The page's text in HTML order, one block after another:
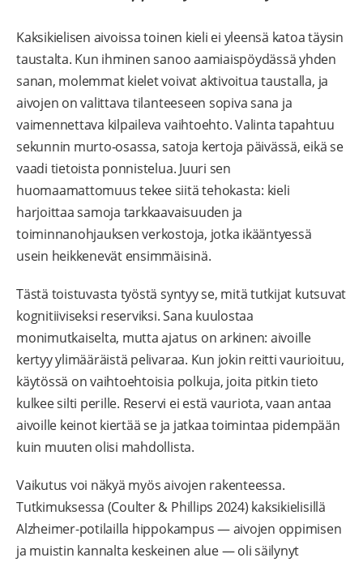
Kaksikielisen aivoissa toinen kieli ei yleensä katoa täysin
taustalta. Kun ihminen sanoo aamiaispöydässä yhden
sanan, molemmat kielet voivat aktivoitua taustalla, ja
aivojen on valittava tilanteeseen sopiva sana ja
vaimennettava kilpaileva vaihtoehto. Valinta tapahtuu
sekunnin murto-osassa, satoja kertoja päivässä, eikä se
vaadi tietoista ponnistelua. Juuri sen
huomaamattomuus tekee siitä tehokasta: kieli
harjoittaa samoja tarkkaavaisuuden ja
toiminnanohjauksen verkostoja, jotka ikääntyessä
usein heikkenevät ensimmäisinä.
Tästä toistuvasta työstä syntyy se, mitä tutkijat kutsuvat
kognitiiviseksi reserviksi. Sana kuulostaa
monimutkaiselta, mutta ajatus on arkinen: aivoille
kertyy ylimääräistä pelivaraa. Kun jokin reitti vaurioituu,
käytössä on vaihtoehtoisia polkuja, joita pitkin tieto
kulkee silti perille. Reservi ei estä vauriota, vaan antaa
aivoille keinot kiertää se ja jatkaa toimintaa pidempään
kuin muuten olisi mahdollista.
Vaikutus voi näkyä myös aivojen rakenteessa.
Tutkimuksessa (Coulter & Phillips 2024) kaksikielisillä
Alzheimer-potilailla hippokampus — aivojen oppimisen
ja muistin kannalta keskeinen alue — oli säilynyt